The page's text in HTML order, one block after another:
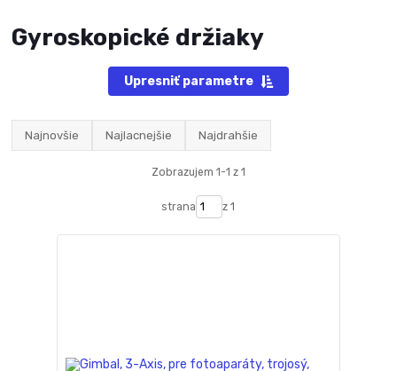
Gyroskopické držiaky
Upresniť parametre
Najnovšie Najlacnejšie Najdrahšie
Zobrazujem 1-1 z 1
strana z 1